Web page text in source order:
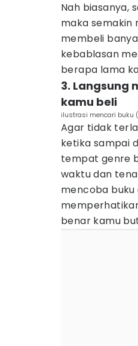
Nah biasanya,
maka semakin
membeli
kebablasan
berapa lama
3. Langsung
kamu beli
ilustrasi mencari buku
Agar tidak
ketika sampai
tempat genre
waktu dan
mencoba
benar kamu